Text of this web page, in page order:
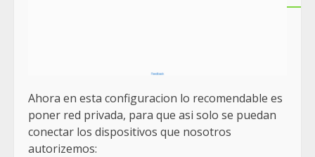
Ahora en esta configuracion lo recomendable es
poner red privada, para que asi solo se puedan
conectar los dispositivos que nosotros
autorizemos: